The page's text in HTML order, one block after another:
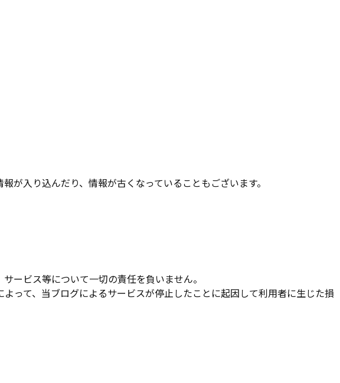
が入り込んだり、情報が古くなっていることもございます。
ービス等について一切の責任を負いません。
って、当ブログによるサービスが停止したことに起因して利用者に生じた損